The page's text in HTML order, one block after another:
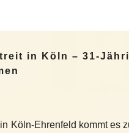
in Köln – 31-
Köln-Ehrenfeld kommt es